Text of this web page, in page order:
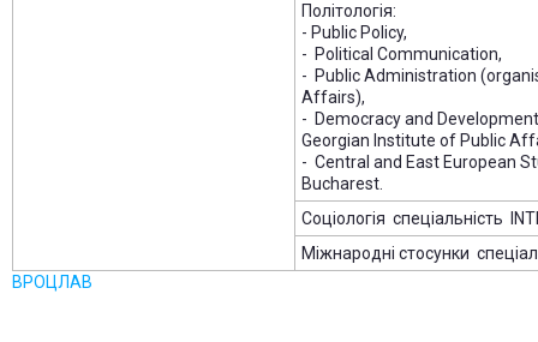
Політологія:
- Public Policy,
- Political Communication,
- Public Administration
Affairs),
- Democracy and
Georgian Institute of Public
- Central and East European
Bucharest.
Соціологія спеціальність
Міжнародні стосунки
ВРОЦЛАВ